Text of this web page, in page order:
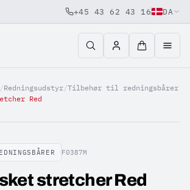
to content
+45 43 62 43 16 DA
/Redningsudstyr/Tilbehør til redningsbårer
Red
F0387M
stretcher Red